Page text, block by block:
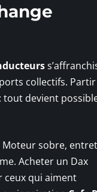
collectifs. Partir
devient
Moteur sobre,
Acheter un Dax
ceux qui aiment